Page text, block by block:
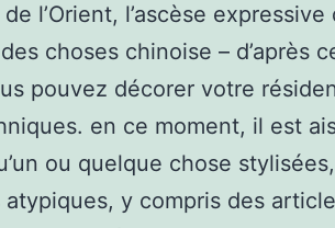
l’Orient, l’ascèse
choses chinoise – d’après
pouvez décorer votre
en ce moment, il est
ou quelque chose
atypiques, y compris des